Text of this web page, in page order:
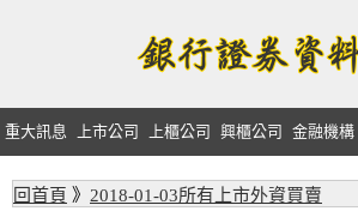
重大訊息 上市公司 上櫃公司 興櫃公司 金融機構
回首頁 》 2018-01-03所有上市外資買賣